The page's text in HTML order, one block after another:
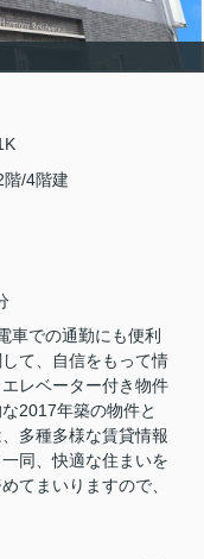
階/4階建
車での通勤にも便利
て、自信をもって情
レベーター付き物件
2017年築の物件と
多種多様な賃貸情報
同、快適な住まいを
てまいりますので、